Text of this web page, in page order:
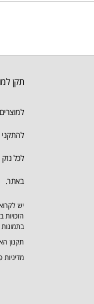
תקן
לכל
באתר.
יש
תקנון
מדיניות